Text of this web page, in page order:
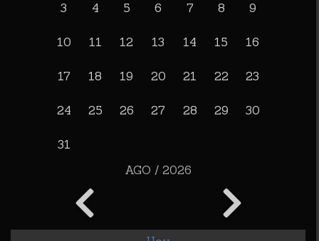
3 4 5 6 7 8 9
10 11 12 13 14 15 16
17 18 19 20 21 22 23
24 25 26 27 28 29 30
31
AGO / 2026